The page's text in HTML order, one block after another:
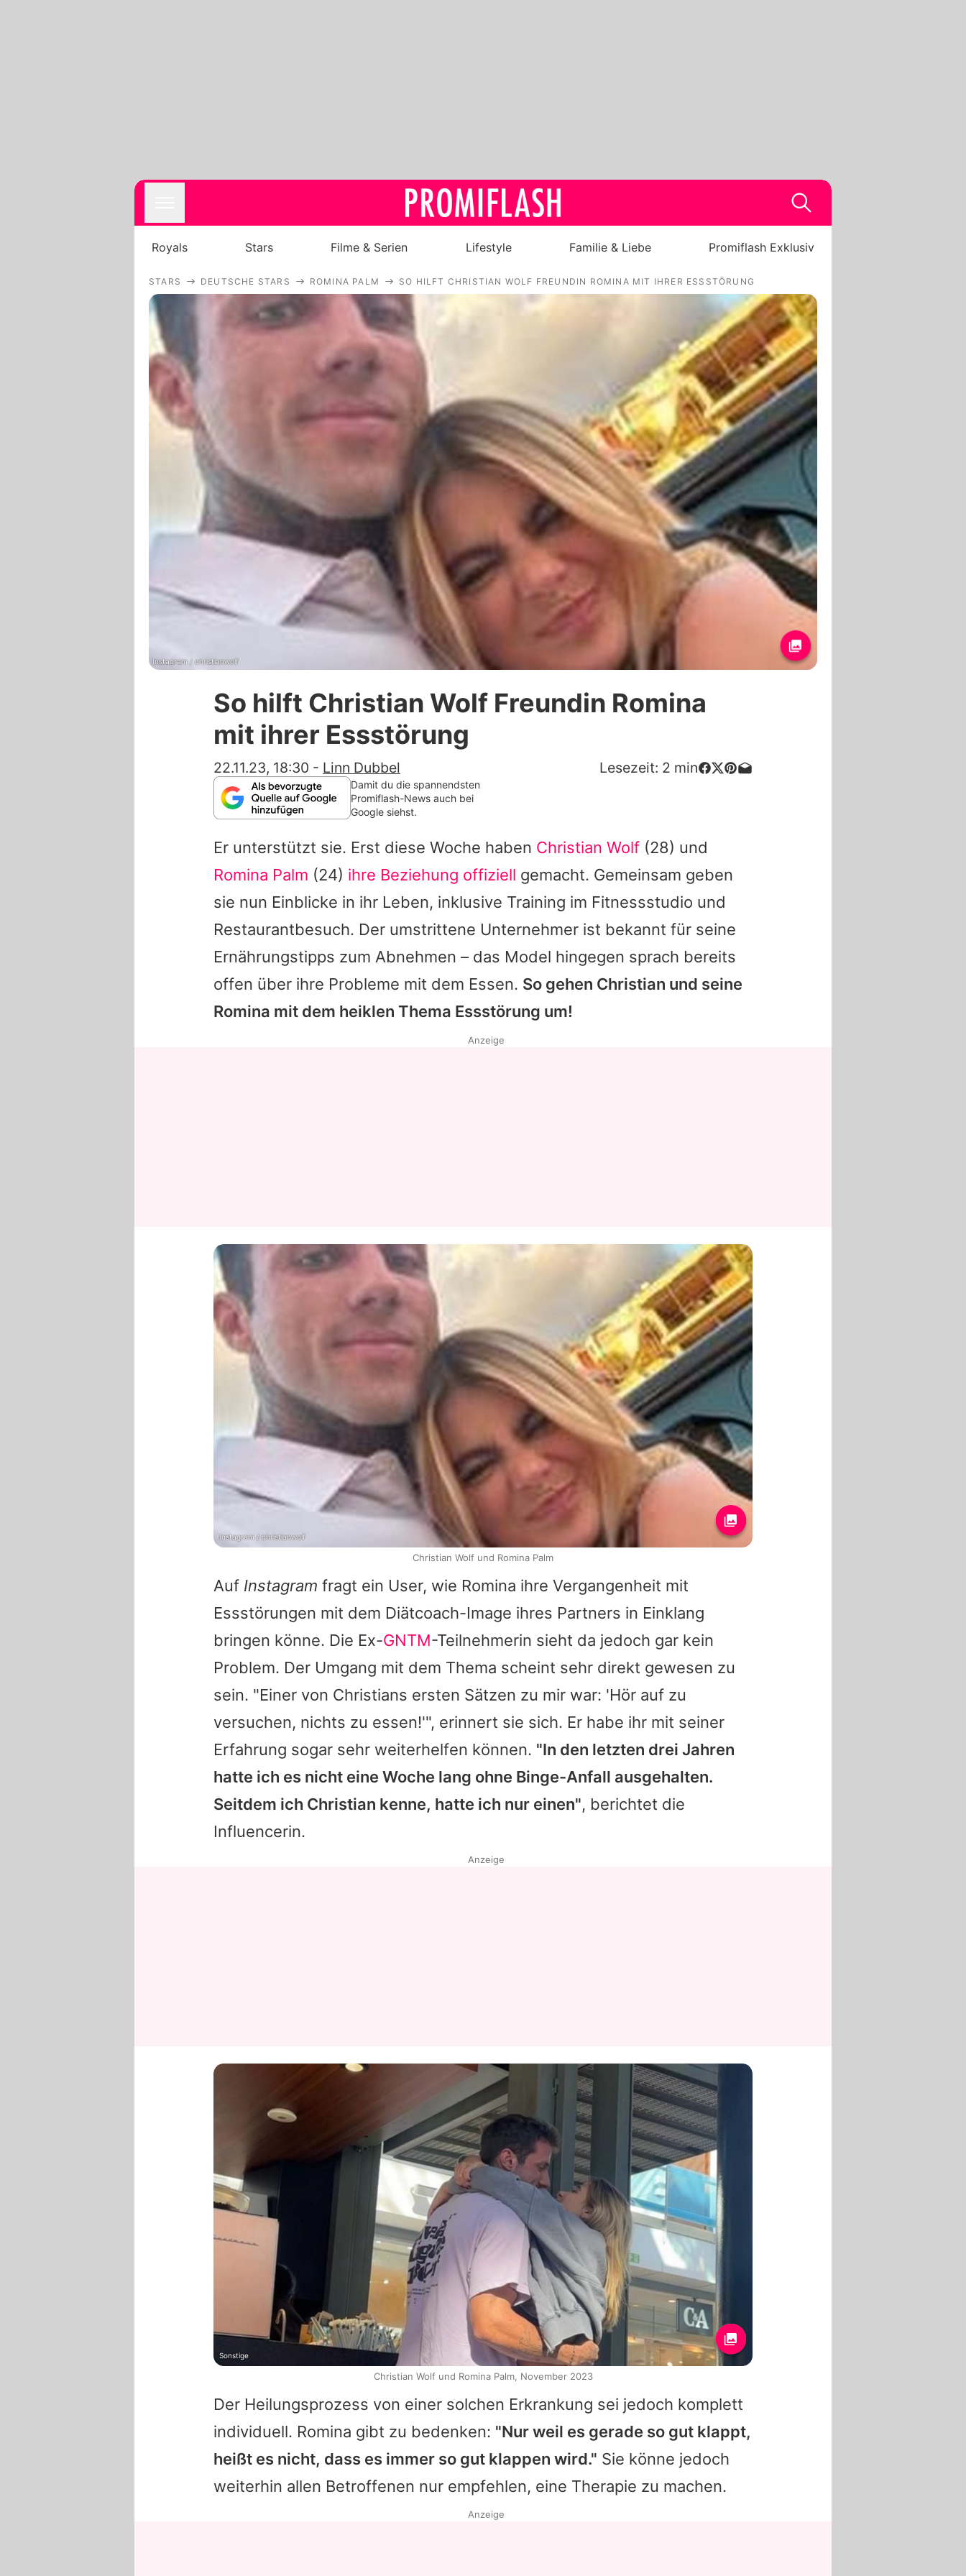
Royals
Familie & Liebe
Promiflash Exklusiv
Alle Themen auf Promiflash
App runterladen
Team
Redaktionelle Richtlinien
Impressum
Datenschutzerklärung
Nutzungsbedingungen
Utiq verwalten
Royals Stars Filme & Serien Lifestyle Familie & Liebe Promiflash Exklusiv
STARS DEUTSCHE STARS ROMINA PALM SO HILFT CHRISTIAN WOLF FREUNDIN ROMINA MIT IHRER ESSSTÖRUNG
Instagram / christianwolf
So hilft Christian Wolf Freundin Romina
mit ihrer Essstörung
22.11.23, 18:30 - Linn Dubbel Lesezeit: 2 min
Damit du die spannendsten
Promiflash-News auch bei
Google siehst.
Er unterstützt sie. Erst diese Woche haben Christian Wolf (28) und
Romina Palm (24) ihre Beziehung offiziell gemacht. Gemeinsam geben
sie nun Einblicke in ihr Leben, inklusive Training im Fitnessstudio und
Restaurantbesuch. Der umstrittene Unternehmer ist bekannt für seine
Ernährungstipps zum Abnehmen – das Model hingegen sprach bereits
offen über ihre Probleme mit dem Essen. So gehen Christian und seine
Romina mit dem heiklen Thema Essstörung um!
Auf Instagram fragt ein User, wie Romina ihre Vergangenheit mit
Essstörungen mit dem Diätcoach-Image ihres Partners in Einklang
bringen könne. Die Ex-GNTM-Teilnehmerin sieht da jedoch gar kein
Problem. Der Umgang mit dem Thema scheint sehr direkt gewesen zu
sein. "Einer von Christians ersten Sätzen zu mir war: 'Hör auf zu
versuchen, nichts zu essen!'", erinnert sie sich. Er habe ihr mit seiner
Erfahrung sogar sehr weiterhelfen können. "In den letzten drei Jahren
hatte ich es nicht eine Woche lang ohne Binge-Anfall ausgehalten.
Seitdem ich Christian kenne, hatte ich nur einen", berichtet die
Influencerin.
Der Heilungsprozess von einer solchen Erkrankung sei jedoch komplett
individuell. Romina gibt zu bedenken: "Nur weil es gerade so gut klappt,
heißt es nicht, dass es immer so gut klappen wird." Sie könne jedoch
weiterhin allen Betroffenen nur empfehlen, eine Therapie zu machen.
Anzeige
Instagram / christianwolf
Christian Wolf und Romina Palm
Anzeige
Sonstige
Christian Wolf und Romina Palm, November 2023
Anzeige